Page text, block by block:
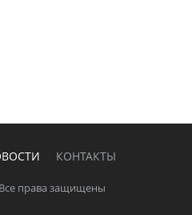
КОНТАКТЫ
права защищены